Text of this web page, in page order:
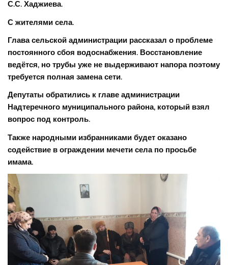
С.С. Хаджиева.
С жителями села.
Глава сельской администрации рассказал о проблеме
постоянного сбоя водоснабжения. Восстановление
ведётся, но трубы уже не выдерживают напора поэтому
требуется полная замена сети.
Депутаты обратились к главе администрации
Надтеречного муниципального района, который взял
вопрос под контроль.
Также народными избранниками будет оказано
содействие в ограждении мечети села по просьбе
имама.